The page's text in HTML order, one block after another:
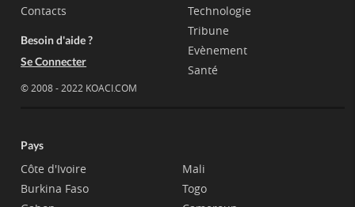
Contacts
Besoin d'aide ?
Se Connecter
© 2008 - 2022 KOACI.COM
Technologie
Tribune
Evènement
Santé
Pays
Côte d'Ivoire
Burkina Faso
Mali
Togo